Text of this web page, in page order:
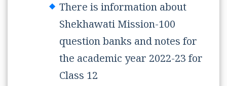
There is information about
Shekhawati Mission-100
question banks and notes for
the academic year 2022-23 for
Class 12